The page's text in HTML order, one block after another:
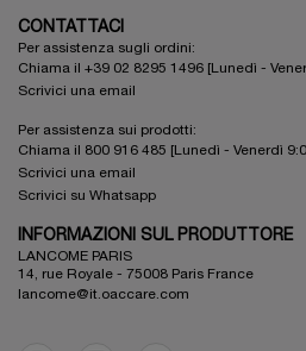
CONTATTACI
Per assistenza sugli ordini:
Chiama il +39 02 8295 1496 [Lunedì -
Scrivici una email
Per assistenza sui prodotti:
Chiama il 800 916 485 [Lunedì - Venerdì
Scrivici una email
Scrivici su Whatsapp
INFORMAZIONI SUL PRODUTTORE
LANCOME PARIS
14, rue Royale - 75008 Paris France
lancome@it.oaccare.com